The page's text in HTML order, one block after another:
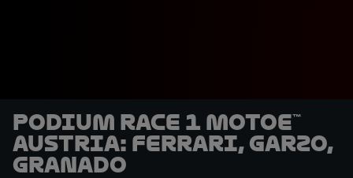
Podium Race 1 MotoE™
Austria: Ferrari, Garzo,
Granado